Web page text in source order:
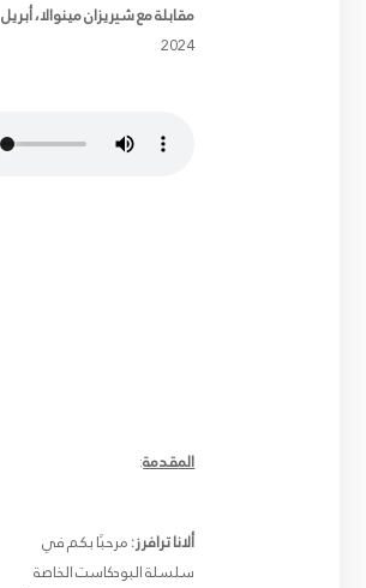
مقابلة مع شيريزان مينوالا، أبريل
2024
المقدمة:
ألانا ترافرز:مرحبًا بكم في
سلسلة البودكاست الخاصة